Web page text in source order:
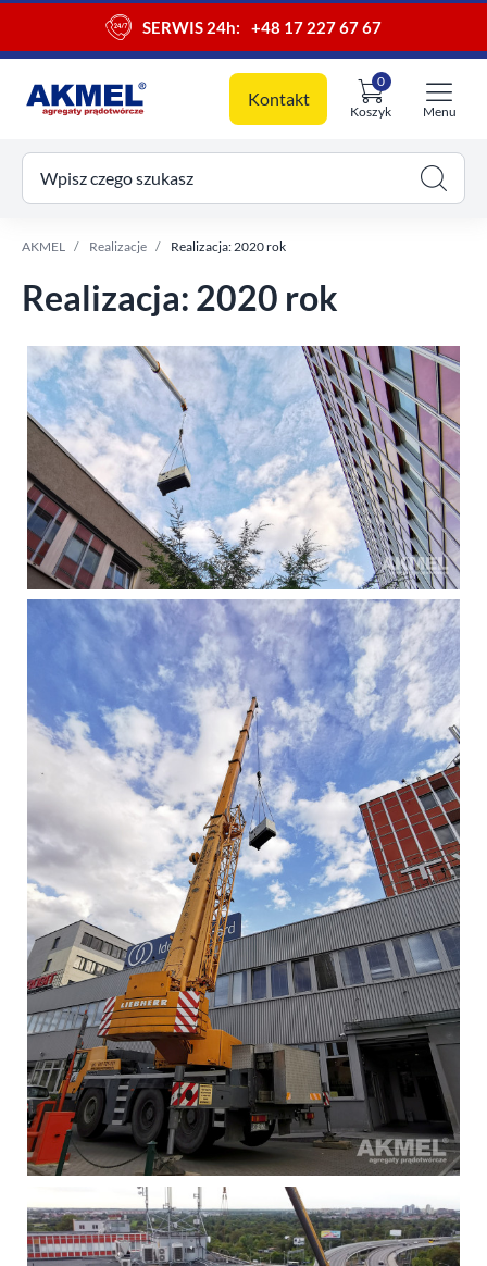
SERWIS 24h: +48 17 227 67 67
Kontakt
Koszyk
0
koszyk
Menu
Wpisz czego szukasz
AKMEL Realizacje Realizacja: 2020 rok
Realizacja: 2020 rok